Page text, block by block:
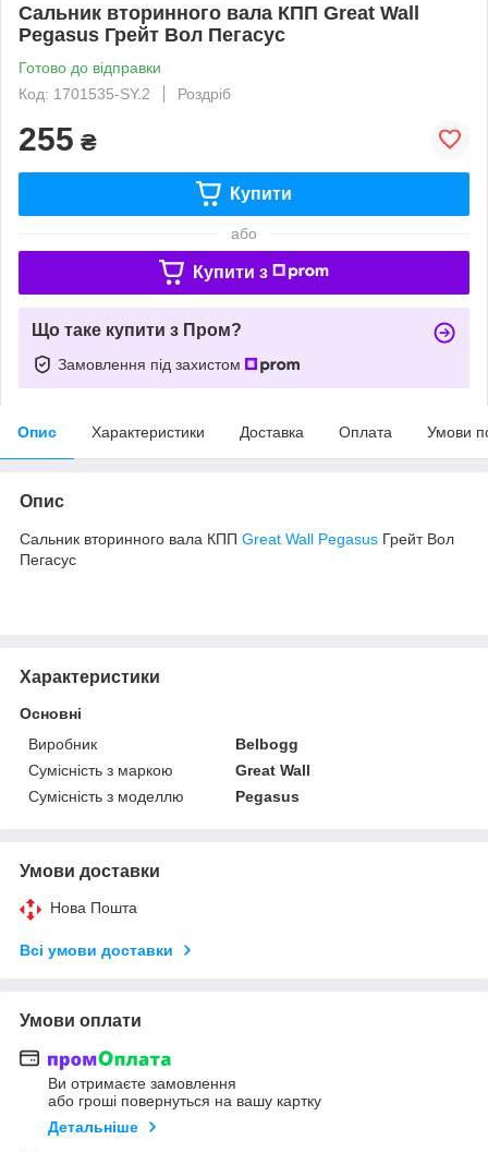
Сальник вторинного вала КПП Great Wall
Pegasus Грейт Вол Пегасус
Готово до відправки
Код: 1701535-SY.2
Роздріб
255 ₴
Купити
або
Купити з
Що таке купити з Пром?
Замовлення під захистом
Опис Характеристики Доставка Оплата Умови
Опис
Сальник вторинного вала КПП Great Wall Pegasus Грейт Вол
Пегасус
Характеристики
Основні
Виробник
Belbogg
Сумісність з маркою
Great Wall
Сумісність з моделлю
Pegasus
Умови доставки
Нова Пошта
Всі умови доставки
Умови оплати
Ви отримаєте замовлення
або гроші повернуться на вашу картку
Детальніше